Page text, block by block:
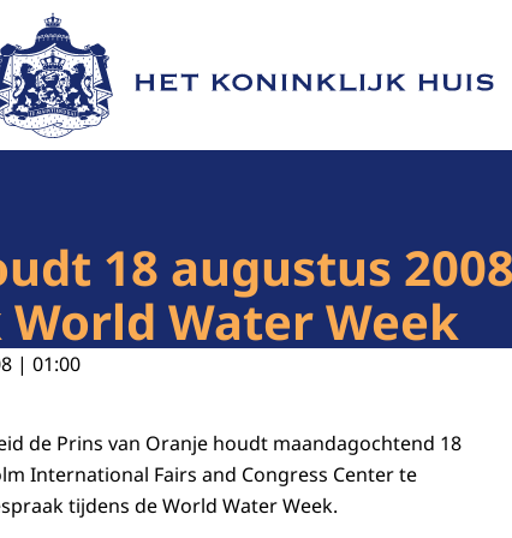
Naar de homepage van Het Koninklijk Huis
18 augustus 2008
Water Week
| 01:00
de Prins van Oranje houdt maandagochtend 18
International Fairs and Congress Center te
tijdens de World Water Week.